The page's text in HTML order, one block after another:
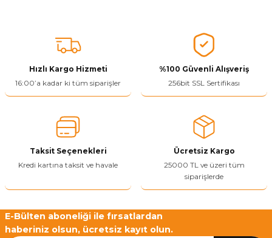
Hızlı Kargo Hizmeti
16:00’a kadar ki tüm siparişler
%100 Güvenli Alışveriş
256bit SSL Sertifikası
Taksit Seçenekleri
Kredi kartına taksit ve havale
Ücretsiz Kargo
25000 TL ve üzeri tüm
siparişlerde
E-Bülten aboneliği ile fırsatlardan
haberiniz olsun, ücretsiz kayıt olun.